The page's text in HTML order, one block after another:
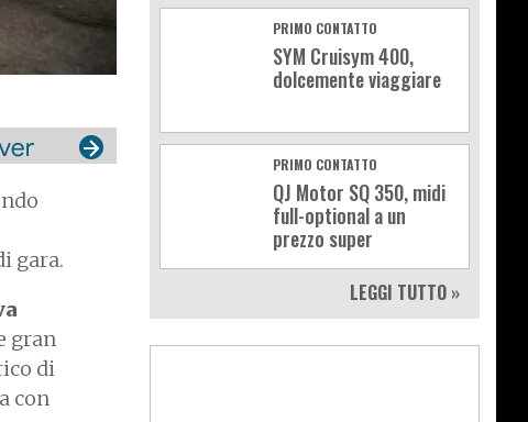
gara.
gran
di
con
PRIMO CONTATTO
SYM Cruisym 400,
dolcemente viaggiare
PRIMO CONTATTO
QJ Motor SQ 350, midi
full-optional a un
prezzo super
LEGGI TUTTO »